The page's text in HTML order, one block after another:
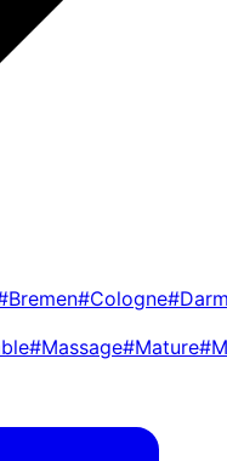
#Cologne
#Massage#Mature